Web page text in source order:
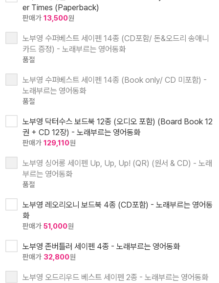
er Times (Paperback)
판매가 13,500원
노부영 수퍼베스트 세이펜 14종 (CD포함/ 돈&오드리 송애니
카드 증정) - 노래부르는 영어동화
품절
노부영 수퍼베스트 세이펜 14종 (Book only/ CD 미포함) -
노래부르는 영어동화
품절
노부영 닥터수스 보드북 12종 (오디오 포함) (Board Book 12
권 + CD 12장) - 노래부르는 영어동화
판매가 129,110원
노부영 싱어롱 세이펜 Up, Up, Up! (QR) (원서 & CD) - 노래
부르는 영어동화
품절
노부영 레오리오니 보드북 4종 (CD포함) - 노래부르는 영어동
화
판매가 51,000원
노부영 존버틀러 세이펜 4종 - 노래부르는 영어동화
판매가 32,800원
노부영 오드리우드 베스트 세이펜 2종 - 노래부르는 영어동화